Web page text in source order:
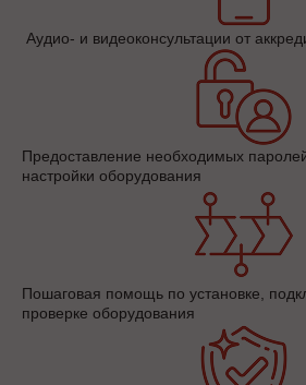
Аудио- и видеоконсультации от
Предоставление необходимых
настройки оборудования
Пошаговая помощь по установке,
проверке оборудования